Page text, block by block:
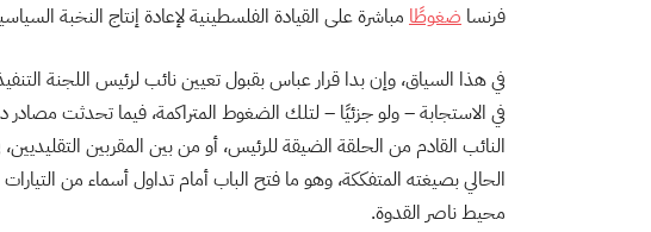
فرنسا ضغوطًا مباشرة على القيادة الفلسطينية لإعادة إنتاج النخبة
في هذا السياق، وإن بدا قرار عباس بقبول تعيين نائب لرئيس اللجنة
في الاستجابة – ولو جزئيًا – لتلك الضغوط المتراكمة، فيما تحدثت مصادر
النائب القادم من الحلقة الضيقة للرئيس، أو من بين المقربين
الحالي بصيغته المتفككة، وهو ما فتح الباب أمام تداول أسماء من
محيط ناصر القدوة.